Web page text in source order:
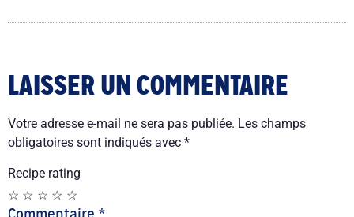
LAISSER UN COMMENTAIRE
Votre adresse e-mail ne sera pas publiée. Les champs
obligatoires sont indiqués avec *
Recipe rating
☆
☆
☆
☆
☆